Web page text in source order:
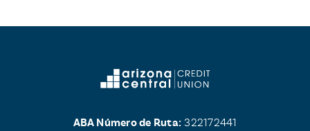
ABA Número de Ruta: 322172441